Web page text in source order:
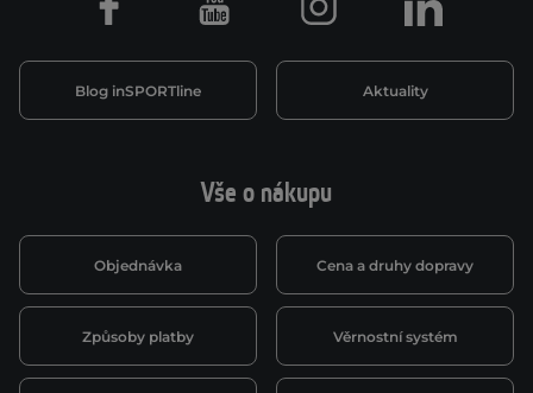
Vše o nákupu
Objednávka Cena a druhy dopravy
Způsoby platby Věrnostní systém
Blog inSPORTline Aktuality
Facebook Youtube Instagram LinkedIn